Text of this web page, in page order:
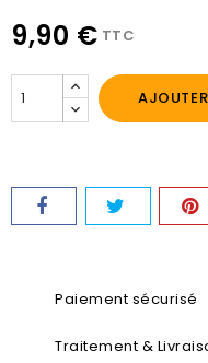
9,90 € TTC
Paiement sécurisé
Traitement &